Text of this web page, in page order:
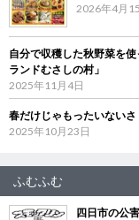
2026年4月
自分で収穫した秋野菜を
ランドむさしの村」
2025年11月4日
春だけじゃもったいない
2025年10月23日
ふむふむ
四日市の公